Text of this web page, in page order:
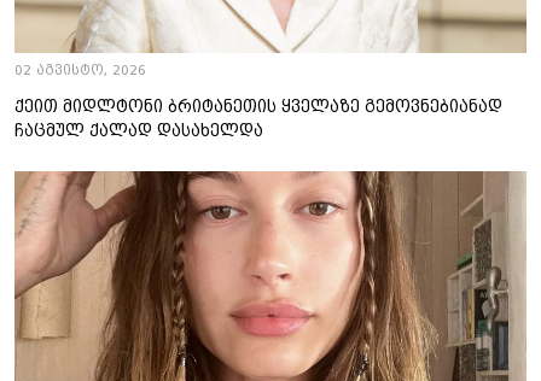
02 აგვისტო, 2026
ქეით მიდლტონი ბრიტანეთის ყველაზე გემოვნებიანად
ჩაცმულ ქალად დასახელდა